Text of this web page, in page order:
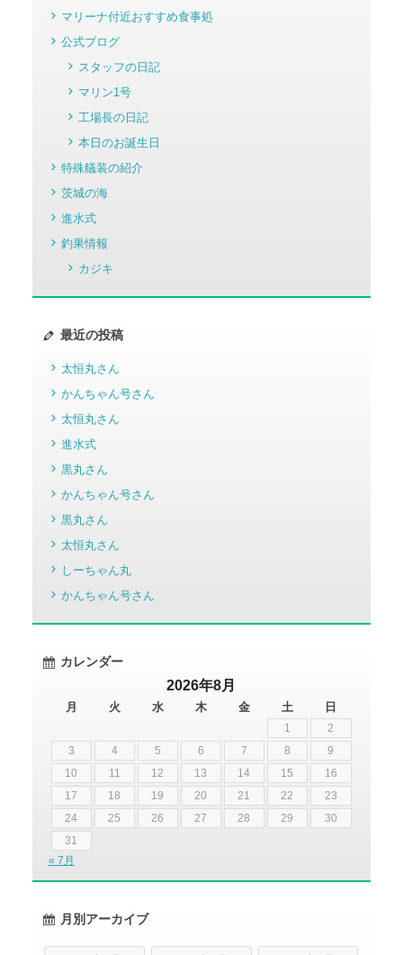
マリーナ付近おすすめ食事処
公式ブログ
スタッフの日記
マリン1号
工場長の日記
本日のお誕生日
特殊艤装の紹介
茨城の海
進水式
釣果情報
カジキ
最近の投稿
太恒丸さん
かんちゃん号さん
太恒丸さん
進水式
黒丸さん
かんちゃん号さん
黒丸さん
太恒丸さん
しーちゃん丸
かんちゃん号さん
カレンダー
2026年8月
月 火 水 木 金 土 日
1
2
3
4 5 6 7 8
9
10
11 12 13 14 15
16
17
18 19 20 21 22
23
24
25 26 27 28 29
30
31
« 7月
月別アーカイブ